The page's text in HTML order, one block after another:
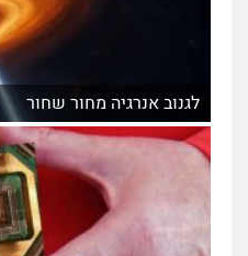
לגנוב אנרגיה מחור שחור